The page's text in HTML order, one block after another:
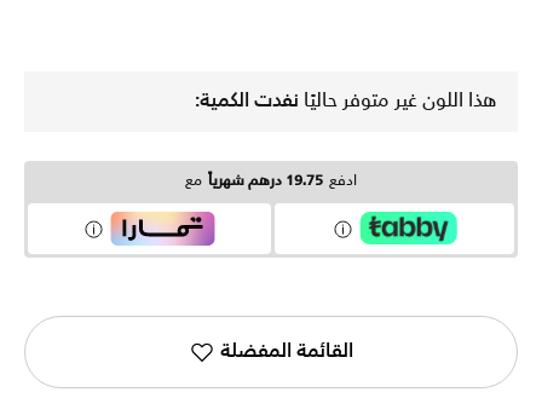
هذا اللون غير متوفر حاليًا نفدت الكمية:
ادفع 19.75 درهم شهرياً مع
القائمة المفضلة